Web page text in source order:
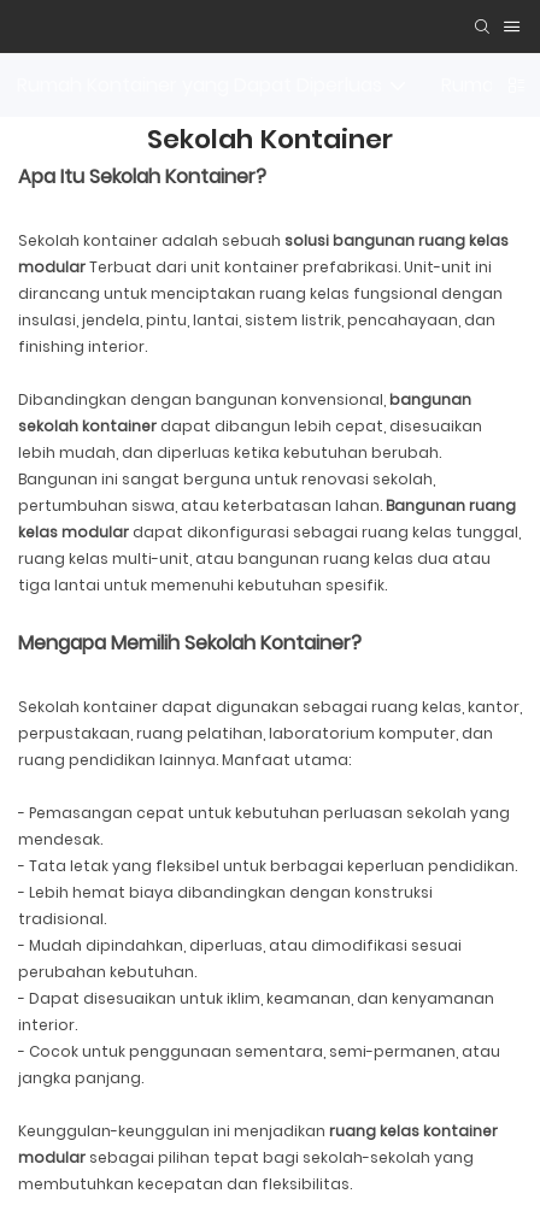
Sekolah Kontainer
Apa Itu Sekolah Kontainer?
Sekolah kontainer adalah sebuah solusi bangunan ruang kelas
modularTerbuat dari unit kontainer prefabrikasi. Unit-unit ini
dirancang untuk menciptakan ruang kelas fungsional dengan
insulasi, jendela, pintu, lantai, sistem listrik, pencahayaan, dan
finishing interior.
Dibandingkan dengan bangunan konvensional, bangunan
sekolah kontainer dapat dibangun lebih cepat, disesuaikan
lebih mudah, dan diperluas ketika kebutuhan berubah.
Bangunan ini sangat berguna untuk renovasi sekolah,
pertumbuhan siswa, atau keterbatasan lahan.Bangunan ruang
kelas modular dapat dikonfigurasi sebagai ruang kelas tunggal,
ruang kelas multi-unit, atau bangunan ruang kelas dua atau
tiga lantai untuk memenuhi kebutuhan spesifik.
Mengapa Memilih Sekolah Kontainer?
Sekolah kontainer dapat digunakan sebagai ruang kelas, kantor,
perpustakaan, ruang pelatihan, laboratorium komputer, dan
ruang pendidikan lainnya. Manfaat utama:
- Pemasangan cepat untuk kebutuhan perluasan sekolah yang
mendesak.
- Tata letak yang fleksibel untuk berbagai keperluan pendidikan.
- Lebih hemat biaya dibandingkan dengan konstruksi
tradisional.
- Mudah dipindahkan, diperluas, atau dimodifikasi sesuai
perubahan kebutuhan.
- Dapat disesuaikan untuk iklim, keamanan, dan kenyamanan
interior.
- Cocok untuk penggunaan sementara, semi-permanen, atau
jangka panjang.
Keunggulan-keunggulan ini menjadikan ruang kelas kontainer
modular sebagai pilihan tepat bagi sekolah-sekolah yang
membutuhkan kecepatan dan fleksibilitas.